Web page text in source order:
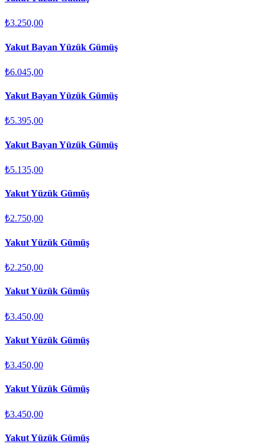
₺3.250,00
Yakut Bayan Yüzük Gümüş
₺6.045,00
Yakut Bayan Yüzük Gümüş
₺5.395,00
Yakut Bayan Yüzük Gümüş
₺5.135,00
Yakut Yüzük Gümüş
₺2.750,00
Yakut Yüzük Gümüş
₺2.250,00
Yakut Yüzük Gümüş
₺3.450,00
Yakut Yüzük Gümüş
₺3.450,00
Yakut Yüzük Gümüş
₺3.450,00
Yakut Yüzük Gümüş